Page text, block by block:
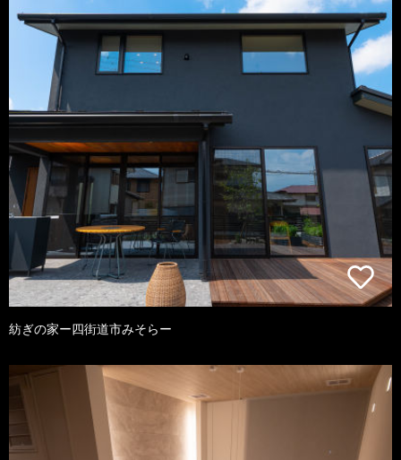
紡ぎの家ー四街道市みそらー